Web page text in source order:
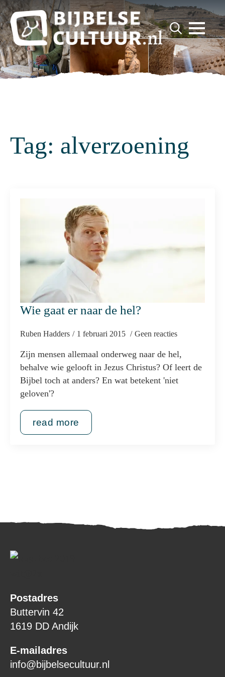
Search
for:
for:
Tag: alverzoening
Wie gaat er naar de hel?
Ruben Hadders 1 februari 2015 Geen reacties
Zijn mensen allemaal onderweg naar de hel,
behalve wie gelooft in Jezus Christus? Of leert de
Bijbel toch at anders? En wat betekent 'niet
geloven'?
read more
Postadres
Buttervin 42
1619 DD Andijk
E-mailadres
info@bijbelsecultuur.nl